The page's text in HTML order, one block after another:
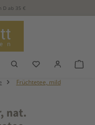
D ab 35 €
Werkzeugleiste anzeigen
Du hast 0
Früchtetee, mild
nat.